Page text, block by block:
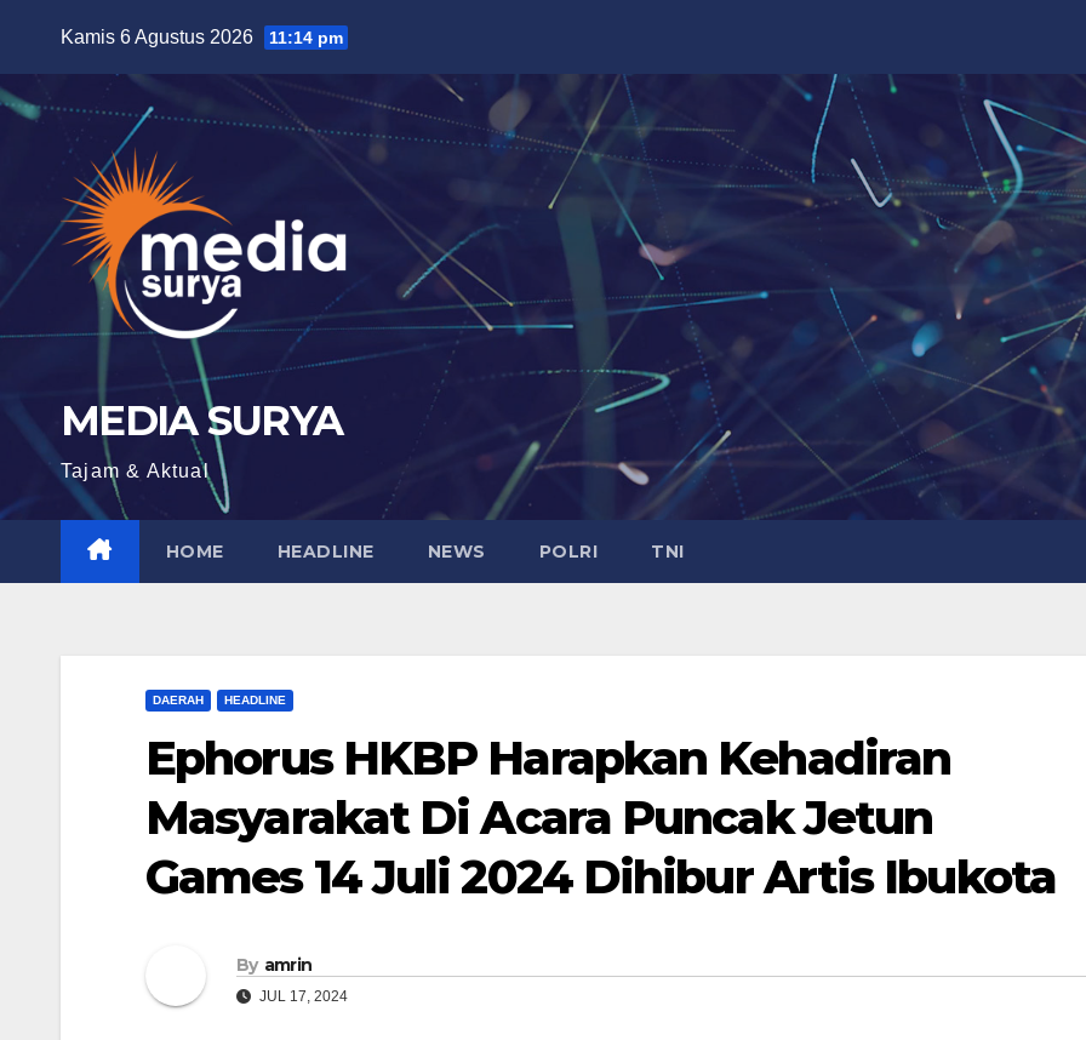
content
Kamis 6 Agustus 2026 11:14 pm
MEDIA SURYA
Tajam & Aktual
HOME HEADLINE NEWS POLRI TNI
DAERAH HEADLINE
Ephorus HKBP Harapkan Kehadiran
Masyarakat Di Acara Puncak Jetun
Games 14 Juli 2024 Dihibur Artis Ibukota
By amrin
JUL 17, 2024